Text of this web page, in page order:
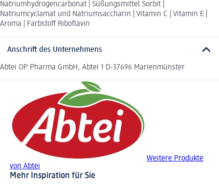
Natriumhydrogencarbonat | Süßungsmittel Sorbit |
Natriumcyclamat und Natriumsaccharin | Vitamin C | Vitamin E |
Aroma | Farbstoff Riboflavin
Anschrift des Unternehmens
Abtei OP Pharma GmbH, Abtei 1 D-37696 Marienmünster
Weitere Produkte
von Abtei
Mehr Inspiration für Sie